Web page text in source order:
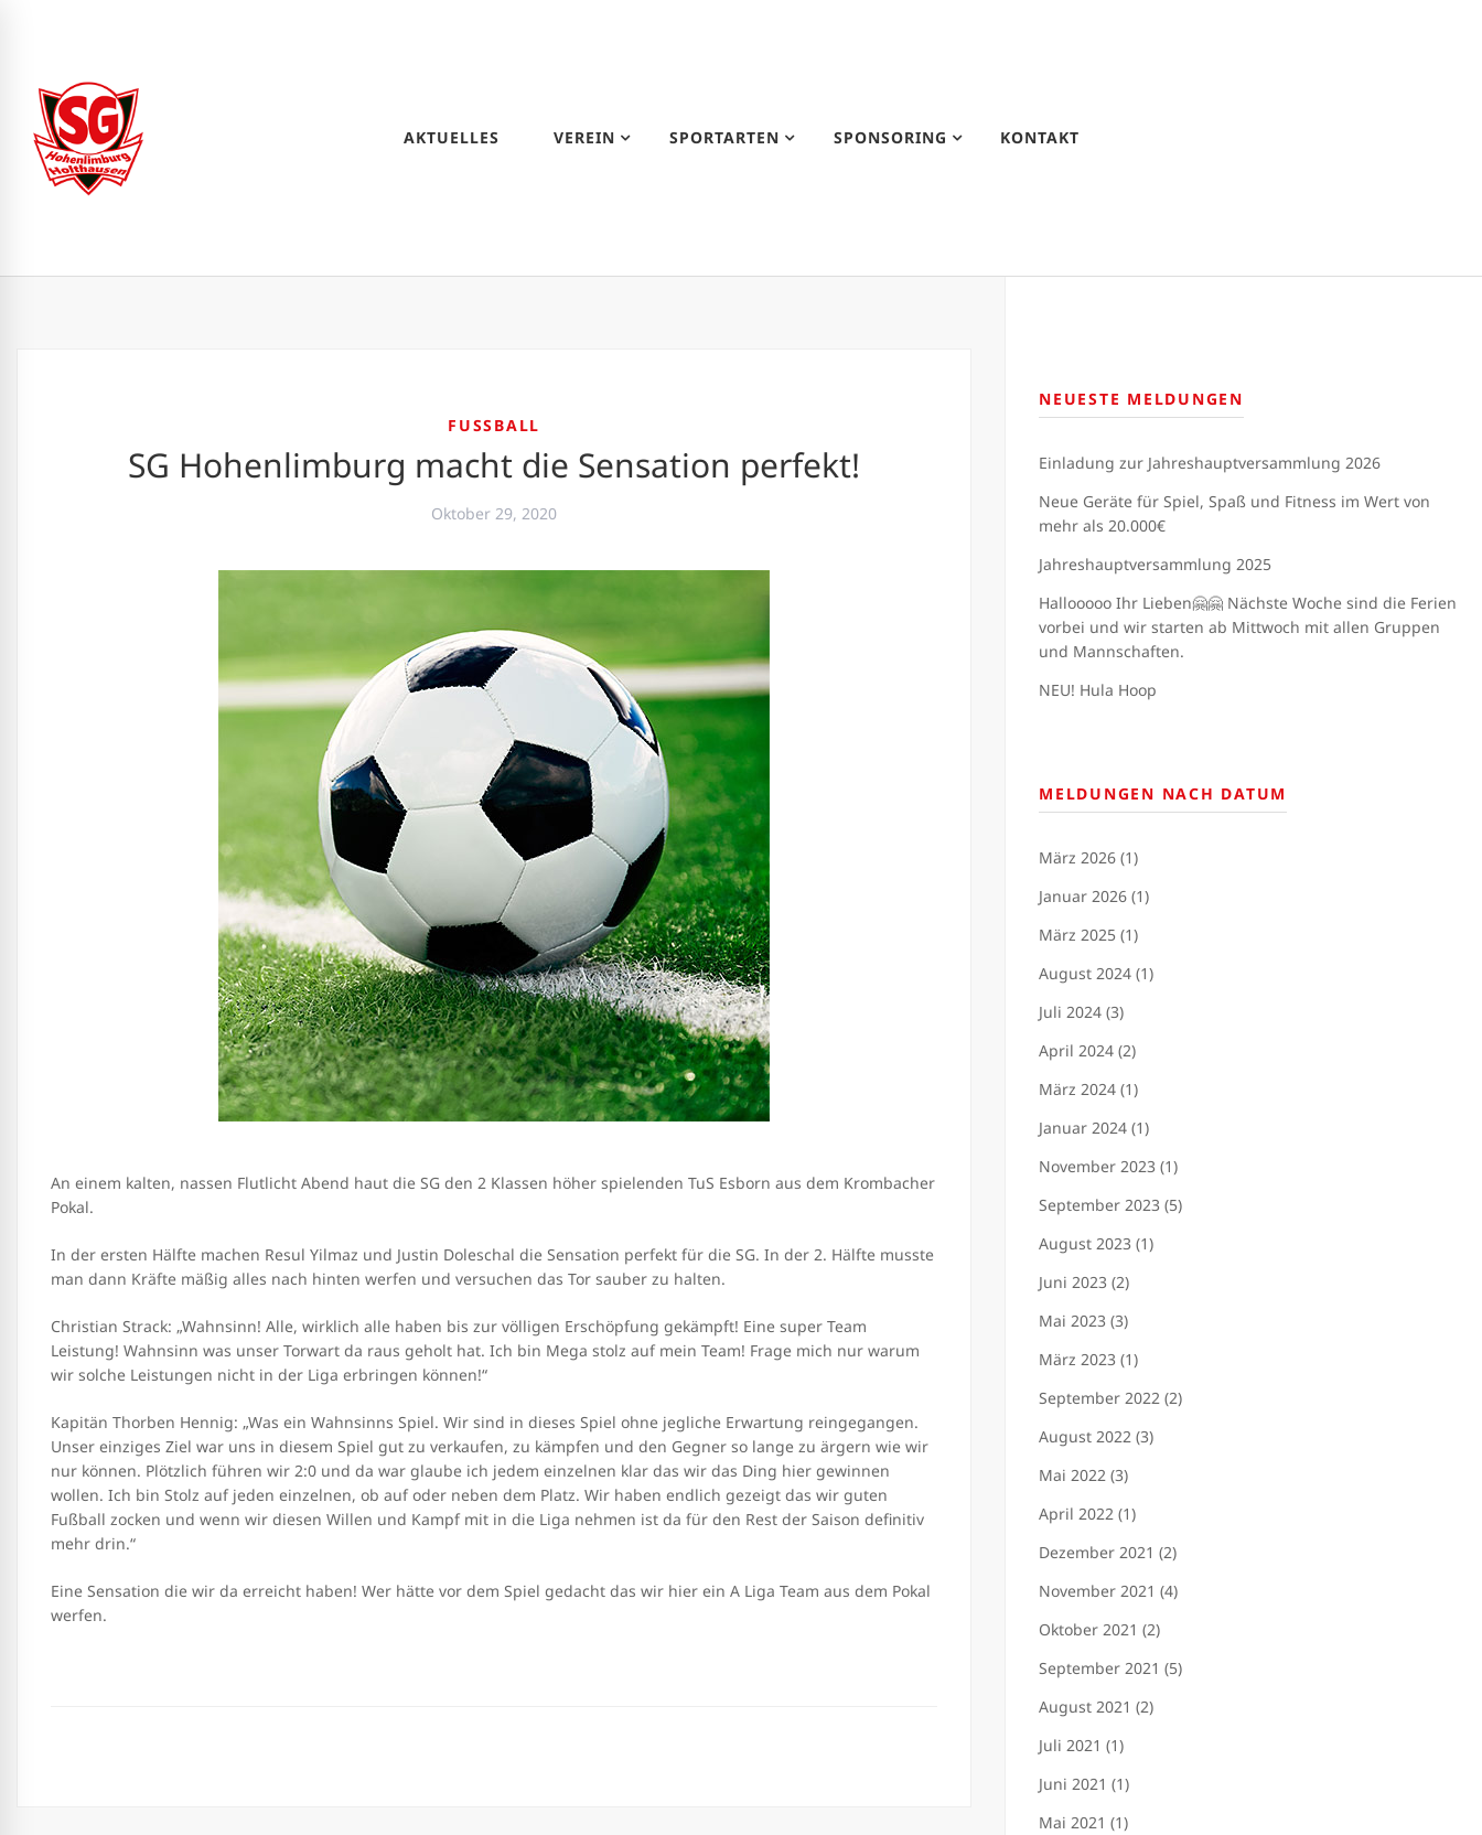
AKTUELLES VEREIN SPORTARTEN SPONSORING KONTAKT
FUSSBALL
SG Hohenlimburg macht die Sensation perfekt!
Oktober 29, 2020
An einem kalten, nassen Flutlicht Abend haut die SG den 2 Klassen höher spielenden TuS Esborn aus dem Krombacher
Pokal.
In der ersten Hälfte machen Resul Yilmaz und Justin Doleschal die Sensation perfekt für die SG. In der 2. Hälfte musste
man dann Kräfte mäßig alles nach hinten werfen und versuchen das Tor sauber zu halten.
Christian Strack: „Wahnsinn! Alle, wirklich alle haben bis zur völligen Erschöpfung gekämpft! Eine super Team
Leistung! Wahnsinn was unser Torwart da raus geholt hat. Ich bin Mega stolz auf mein Team! Frage mich nur warum
wir solche Leistungen nicht in der Liga erbringen können!“
Kapitän Thorben Hennig: „Was ein Wahnsinns Spiel. Wir sind in dieses Spiel ohne jegliche Erwartung reingegangen.
Unser einziges Ziel war uns in diesem Spiel gut zu verkaufen, zu kämpfen und den Gegner so lange zu ärgern wie wir
nur können. Plötzlich führen wir 2:0 und da war glaube ich jedem einzelnen klar das wir das Ding hier gewinnen
wollen. Ich bin Stolz auf jeden einzelnen, ob auf oder neben dem Platz. Wir haben endlich gezeigt das wir guten
Fußball zocken und wenn wir diesen Willen und Kampf mit in die Liga nehmen ist da für den Rest der Saison definitiv
mehr drin.“
Eine Sensation die wir da erreicht haben! Wer hätte vor dem Spiel gedacht das wir hier ein A Liga Team aus dem Pokal
werfen.
NEUESTE MELDUNGEN
Einladung zur Jahreshauptversammlung 2026
Neue Geräte für Spiel, Spaß und Fitness im Wert von
mehr als 20.000€
Jahreshauptversammlung 2025
Hallooooo Ihr Lieben🤗🤗 Nächste Woche sind die Ferien
vorbei und wir starten ab Mittwoch mit allen Gruppen
und Mannschaften.
NEU! Hula Hoop
MELDUNGEN NACH DATUM
März 2026 (1)
Januar 2026 (1)
März 2025 (1)
August 2024 (1)
Juli 2024 (3)
April 2024 (2)
März 2024 (1)
Januar 2024 (1)
November 2023 (1)
September 2023 (5)
August 2023 (1)
Juni 2023 (2)
Mai 2023 (3)
März 2023 (1)
September 2022 (2)
August 2022 (3)
Mai 2022 (3)
April 2022 (1)
Dezember 2021 (2)
November 2021 (4)
Oktober 2021 (2)
September 2021 (5)
August 2021 (2)
Juli 2021 (1)
Juni 2021 (1)
Mai 2021 (1)